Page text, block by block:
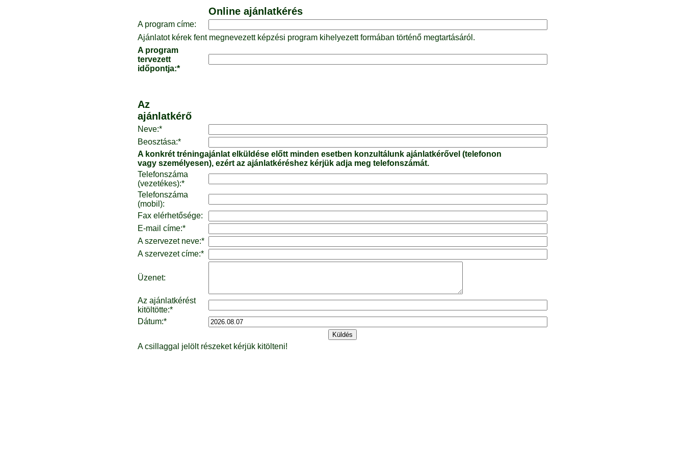
Online ajánlatkérés
A program címe:
Ajánlatot kérek fent megnevezett képzési program kihelyezett formában történő megtartásáról.
A program
tervezett
időpontja:*
Az
ajánlatkérő
Neve:*
Beosztása:*
A konkrét tréningajánlat elküldése előtt minden esetben konzultálunk ajánlatkérővel (telefonon
vagy személyesen), ezért az ajánlatkéréshez kérjük adja meg telefonszámát.
Telefonszáma
(vezetékes):*
Telefonszáma
(mobil):
Fax elérhetősége:
E-mail címe:*
A szervezet neve:*
A szervezet címe:*
Üzenet:
Az ajánlatkérést
kitöltötte:*
Dátum:*
A csillaggal jelölt részeket kérjük kitölteni!